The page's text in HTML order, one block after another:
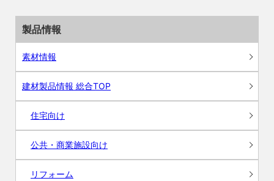
製品情報
素材情報
建材製品情報 総合TOP
住宅向け
公共・商業施設向け
リフォーム